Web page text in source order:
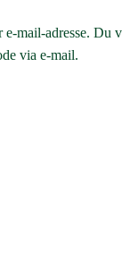
e-mail-adresse. Du
via e-mail.